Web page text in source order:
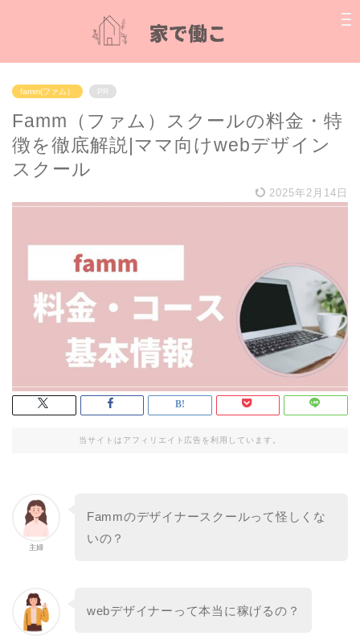
famm(ファム） PR
Famm（ファム）スクールの料金・特
徴を徹底解説|ママ向けwebデザイン
スクール
2025年2月14日
当サイトはアフィリエイト広告を利用しています。
主婦
Fammのデザイナースクールって怪しくな
いの？
webデザイナーって本当に稼げるの？